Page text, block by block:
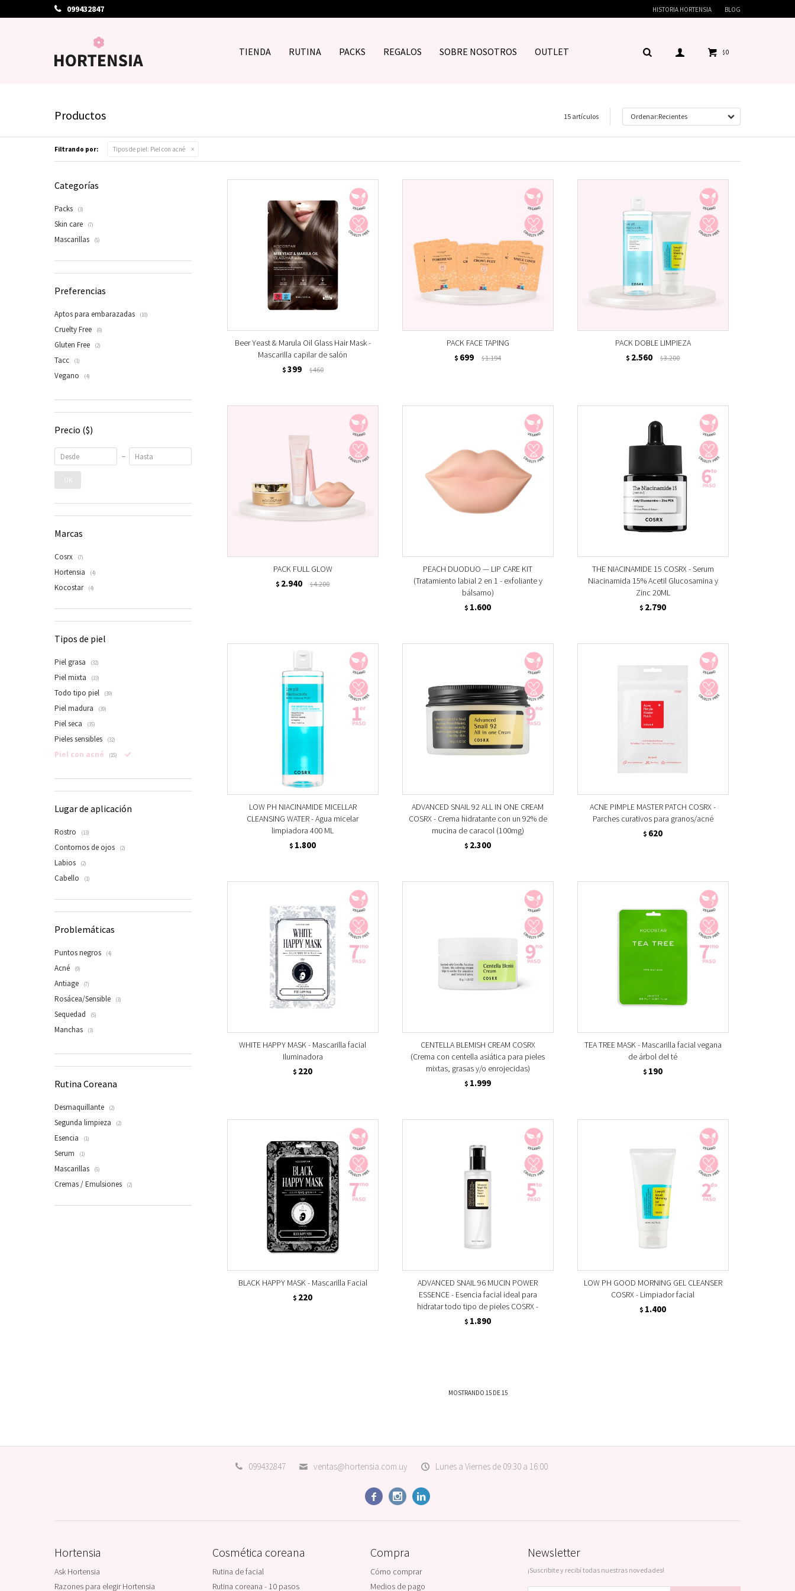
TIENDA RUTINA PACKS REGALOS SOBRE NOSOTROS OUTLET $0
099432847 HISTORIA HORTENSIA BLOG
Productos 15 artículos Recientes
Filtrando por: Tipos de piel: Piel con acné
Beer Yeast & Marula Oil Glass Hair Mask -
Mascarilla capilar de salón
$ 399 $460
PACK FACE TAPING
$ 699 $1.194
PACK DOBLE LIMPIEZA
$ 2.560 $3.200
PACK FULL GLOW
$ 2.940 $4.200
PEACH DUODUO — LIP CARE KIT
(Tratamiento labial 2 en 1 - exfoliante y
bálsamo)
$ 1.600
THE NIACINAMIDE 15 COSRX - Serum
Niacinamida 15% Acetil Glucosamina y
Zinc 20ML
$ 2.790
LOW PH NIACINAMIDE MICELLAR
CLEANSING WATER - Agua micelar
limpiadora 400 ML
$ 1.800
ADVANCED SNAIL 92 ALL IN ONE CREAM
COSRX - Crema hidratante con un 92% de
mucina de caracol (100mg)
$ 2.300
ACNE PIMPLE MASTER PATCH COSRX -
Parches curativos para granos/acné
$ 620
WHITE HAPPY MASK - Mascarilla facial
Iluminadora
$ 220
CENTELLA BLEMISH CREAM COSRX
(Crema con centella asiática para pieles
mixtas, grasas y/o enrojecidas)
$ 1.999
TEA TREE MASK - Mascarilla facial vegana
de árbol del té
$ 190
BLACK HAPPY MASK - Mascarilla Facial
$ 220
ADVANCED SNAIL 96 MUCIN POWER
ESSENCE - Esencia facial ideal para
hidratar todo tipo de pieles COSRX -
$ 1.890
LOW PH GOOD MORNING GEL CLEANSER
COSRX - Limpiador facial
$ 1.400
MOSTRANDO 15 DE15
Categorías
Packs (3)
Skin care (7)
Mascarillas (5)
Preferencias
Aptos para embarazadas (10)
Cruelty Free (9)
Gluten Free (2)
Tacc (1)
Vegano (4)
Precio ($)
OK
Marcas
Cosrx (7)
Hortensia (4)
Kocostar (4)
Tipos de piel
Piel grasa (32)
Piel mixta (33)
Todo tipo piel (39)
Piel madura (39)
Piel seca (35)
Pieles sensibles (32)
Piel con acné (15)
Lugar de aplicación
Rostro (13)
Contornos de ojos (2)
Labios (2)
Cabello (1)
Problemáticas
Puntos negros (4)
Acné (9)
Antiage (7)
Rosácea/Sensible (3)
Sequedad (5)
Manchas (3)
Rutina Coreana
Desmaquillante (2)
Segunda limpieza (2)
Esencia (1)
Serum (1)
Mascarillas (5)
Cremas / Emulsiones (2)
099432847 ventas@hortensia.com.uy Lunes a Viernes de 09:30 a 16:00
  
Hortensia
Ask Hortensia
Razones para elegir Hortensia
Cosmética coreana
Rutina de facial
Rutina coreana - 10 pasos
Compra
Cómo comprar
Medios de pago
Newsletter
¡Suscribite y recibí todas nuestras novedades!